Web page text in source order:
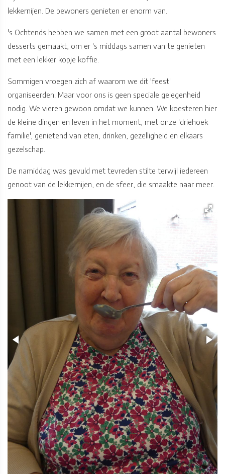
lekkernijen. De bewoners genieten er enorm van.
's Ochtends hebben we samen met een groot aantal bewoners
desserts gemaakt, om er 's middags samen van te genieten
met een lekker kopje koffie.
Sommigen vroegen zich af waarom we dit 'feest'
organiseerden. Maar voor ons is geen speciale gelegenheid
nodig. We vieren gewoon omdat we kunnen. We koesteren hier
de kleine dingen en leven in het moment, met onze 'driehoek
familie', genietend van eten, drinken, gezelligheid en elkaars
gezelschap.
De namiddag was gevuld met tevreden stilte terwijl iedereen
genoot van de lekkernijen, en de sfeer, die smaakte naar meer.